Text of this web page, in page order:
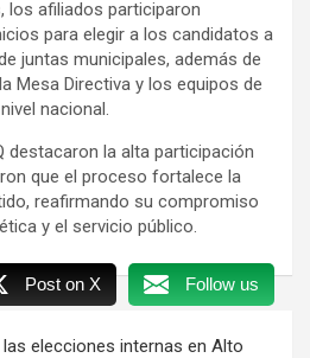
los afiliados participaron
para elegir a los candidatos a
juntas municipales, además de
Mesa Directiva y los equipos de
nacional.
destacaron la alta participación
que el proceso fortalece la
reafirmando su compromiso
y el servicio público.
Post on X Follow us
elecciones internas en Alto